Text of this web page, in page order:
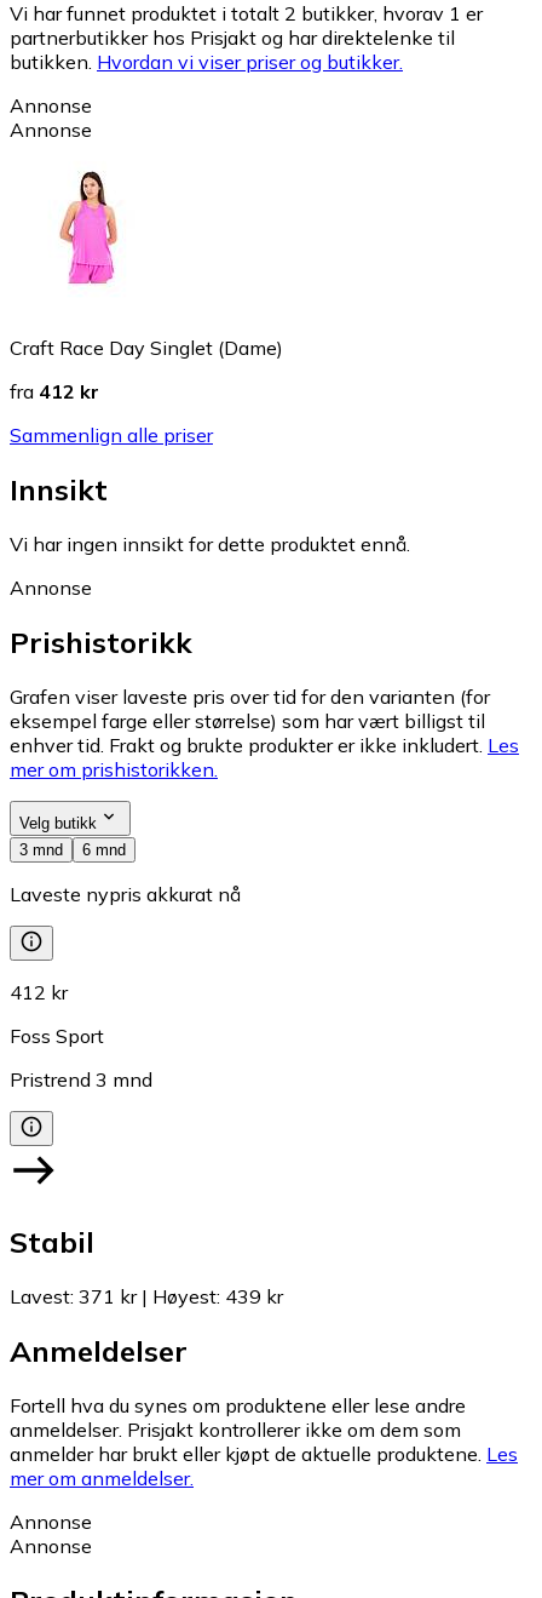
Vi har funnet produktet i totalt 2 butikker, hvorav 1 er
partnerbutikker hos Prisjakt og har direktelenke til
butikken. Hvordan vi viser priser og butikker.
Annonse
Annonse
Craft Race Day Singlet (Dame)
fra 412 kr
Sammenlign alle priser
Innsikt
Vi har ingen innsikt for dette produktet ennå.
Annonse
Prishistorikk
Grafen viser laveste pris over tid for den varianten (for
eksempel farge eller størrelse) som har vært billigst til
enhver tid. Frakt og brukte produkter er ikke inkludert. Les
mer om prishistorikken.
Velg butikk
3 mnd
6 mnd
Laveste nypris akkurat nå
412 kr
Foss Sport
Pristrend 3 mnd
Stabil
Lavest: 371 kr| Høyest: 439 kr
Anmeldelser
Fortell hva du synes om produktene eller lese andre
anmeldelser. Prisjakt kontrollerer ikke om dem som
anmelder har brukt eller kjøpt de aktuelle produktene. Les
mer om anmeldelser.
Annonse
Annonse